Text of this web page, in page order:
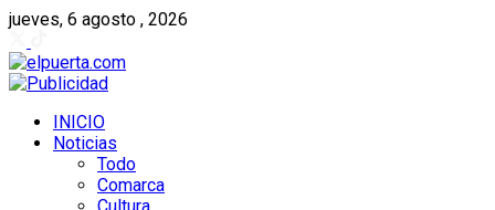
jueves, 6 agosto , 2026
INICIO
Noticias
Todo
Comarca